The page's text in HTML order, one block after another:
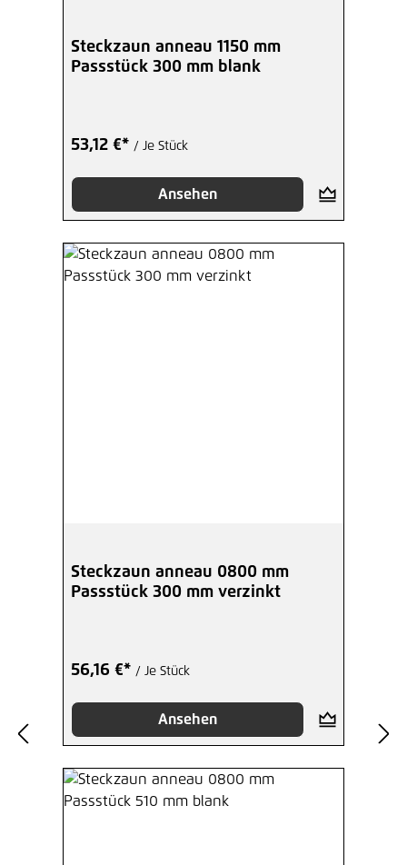
Steckzaun anneau 1150 mm
Passstück 300 mm blank
53,12 €* / Je Stück
Ansehen
Steckzaun anneau 0800 mm
Passstück 300 mm verzinkt
56,16 €* / Je Stück
Ansehen